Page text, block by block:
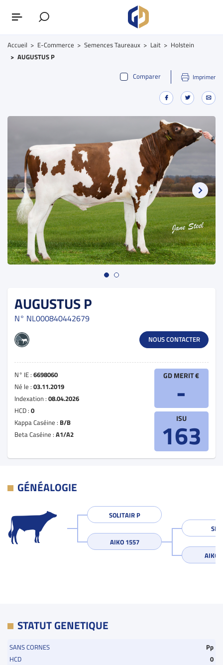
Accueil E-Commerce Semences Taureaux Lait
Holstein
AUGUSTUS P
Comparer
Imprimer
AUGUSTUS P
N° NL000840442679
NOUS CONTACTER
N° IE : 6698060
Né le : 03.11.2019
Indexation : 08.04.2026
HCD : 0
Kappa Caséine : B/B
Beta Caséine : A1/A2
GD MERIT €
-
ISU
163
GÉNÉALOGIE
SOLITAIR P
AIKO 1557
AIKO
STATUT GENETIQUE
SANS CORNES
Pp
HCD
0